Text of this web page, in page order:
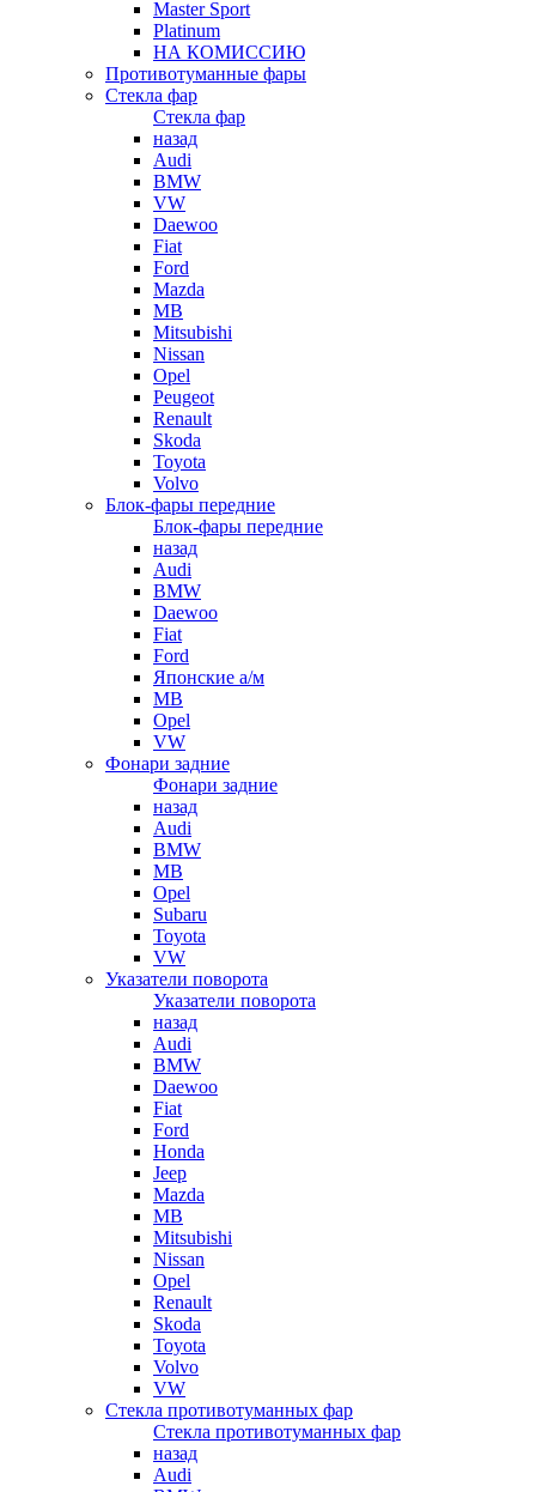
Master Sport
Platinum
НА КОМИССИЮ
Противотуманные фары
Стекла фар
Стекла фар
назад
Audi
BMW
VW
Daewoo
Fiat
Ford
Mazda
MB
Mitsubishi
Nissan
Opel
Peugeot
Renault
Skoda
Toyota
Volvo
Блок-фары передние
Блок-фары передние
назад
Audi
BMW
Daewoo
Fiat
Ford
Японские а/м
MB
Opel
VW
Фонари задние
Фонари задние
назад
Audi
BMW
MB
Opel
Subaru
Toyota
VW
Указатели поворота
Указатели поворота
назад
Audi
BMW
Daewoo
Fiat
Ford
Honda
Jeep
Mazda
MB
Mitsubishi
Nissan
Opel
Renault
Skoda
Toyota
Volvo
VW
Стекла противотуманных фар
Стекла противотуманных фар
назад
Audi